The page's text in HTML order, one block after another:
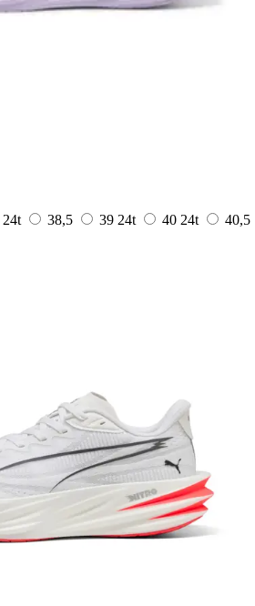
24t 38,5 39 24t 40 24t
40,5